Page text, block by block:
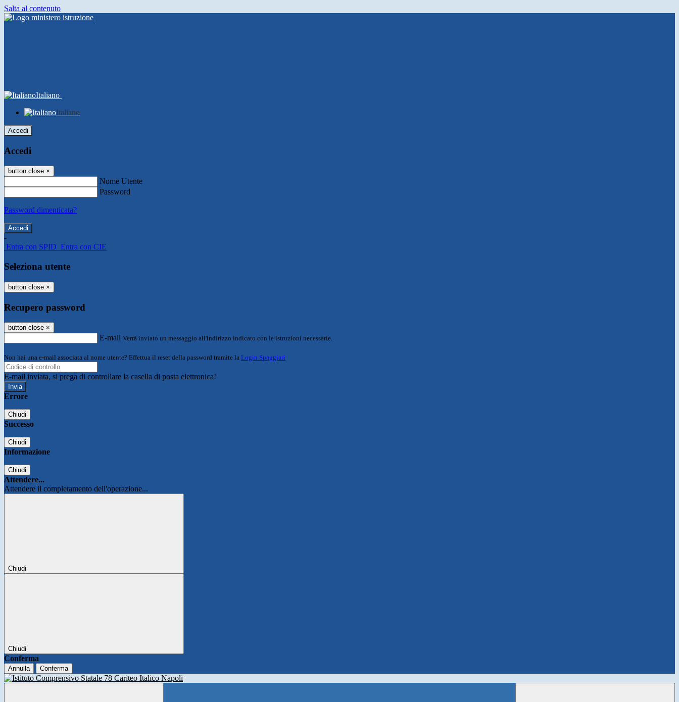
Salta al contenuto
Italiano
Italiano
Accedi
Accedi
button close ×
Nome Utente
Password
Password dimenticata?
-
Entra con SPID Entra con CIE
Seleziona utente
button close ×
Recupero password
button close ×
E-mail Verrà inviato un messaggio all'indirizzo indicato con le istruzioni necessarie.
Non hai una e-mail associata al nome utente? Effettua il reset della password tramite la Login Spaggiari
E-mail inviata, si prega di controllare la casella di posta elettronica!
Errore
Chiudi
Successo
Chiudi
Informazione
Chiudi
Attendere...
Attendere il completamento dell'operazione...
Chiudi
Chiudi
Conferma
Annulla Conferma